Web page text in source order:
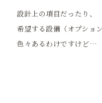
設計上の項目だったり、
希望する設備（オプショ
色々あるわけですけど…